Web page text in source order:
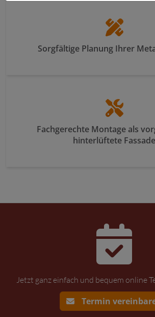
Sorgfältige Planung Ihrer
Fachgerechte Montage als
hinterlüftete Fassade
Jetzt ganz einfach und bequem online
Termin